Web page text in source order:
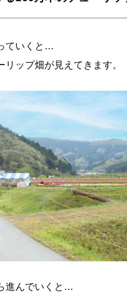
ていくと…
リップ畑が見えてきます。
進んでいくと…